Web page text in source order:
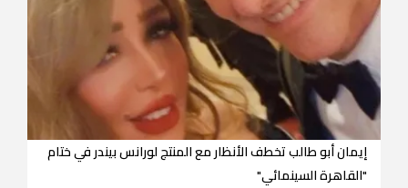
إيمان أبو طالب تخطف الأنظار مع المنتج لورانس بيندر في ختام
"القاهرة السينمائي"